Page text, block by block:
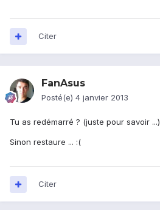
Citer
FanAsus
Posté(e) 4 janvier 2013
Tu as redémarré ? (juste pour savoir ...)
Sinon restaure ... :(
Citer